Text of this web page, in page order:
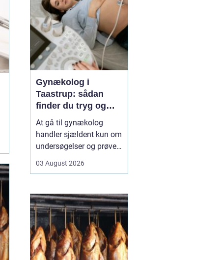
ikke bare en praktisk
nø...
Gynækolog i
Taastrup: sådan
finder du tryg og
professionel hjælp
At gå til gynækolog
handler sjældent kun om
undersøgelser og prøver.
bekymring, usikkerhed
når de skal tale om
intime problemstillinger.
Derfor betyder valget...
03 August 2026